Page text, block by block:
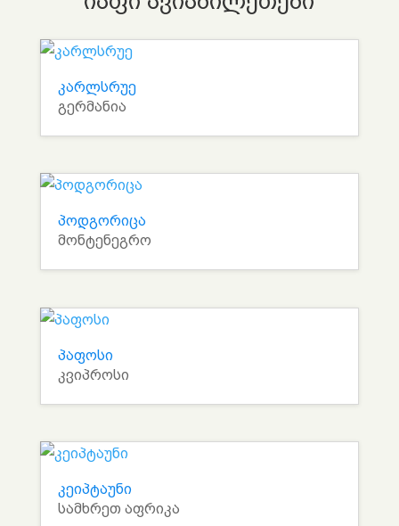
კარლსრუე
გერმანია
პოდგორიცა
მონტენეგრო
პაფოსი
კვიპროსი
კეიპტაუნი
სამხრეთ აფრიკა